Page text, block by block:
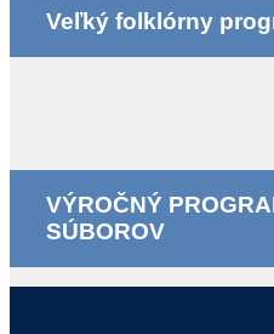
Veľký folklórny
VÝROČNÝ
SÚBOROV